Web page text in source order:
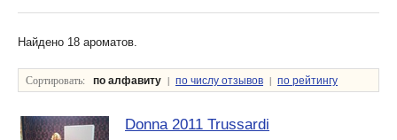
Найдено 18 ароматов.
Сортировать: по алфавиту | по числу отзывов | по рейтингу
Donna 2011 Trussardi